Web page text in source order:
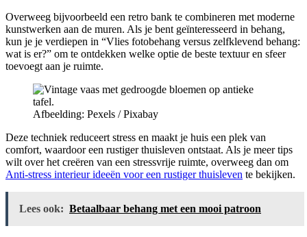
Overweeg bijvoorbeeld een retro bank te combineren met moderne
kunstwerken aan de muren. Als je bent geïnteresseerd in behang,
kun je je verdiepen in “Vlies fotobehang versus zelfklevend behang:
wat is er?” om te ontdekken welke optie de beste textuur en sfeer
toevoegt aan je ruimte.
Afbeelding: Pexels / Pixabay
Deze techniek reduceert stress en maakt je huis een plek van
comfort, waardoor een rustiger thuisleven ontstaat. Als je meer tips
wilt over het creëren van een stressvrije ruimte, overweeg dan om
Anti-stress interieur ideeën voor een rustiger thuisleven te bekijken.
Lees ook: Betaalbaar behang met een mooi patroon